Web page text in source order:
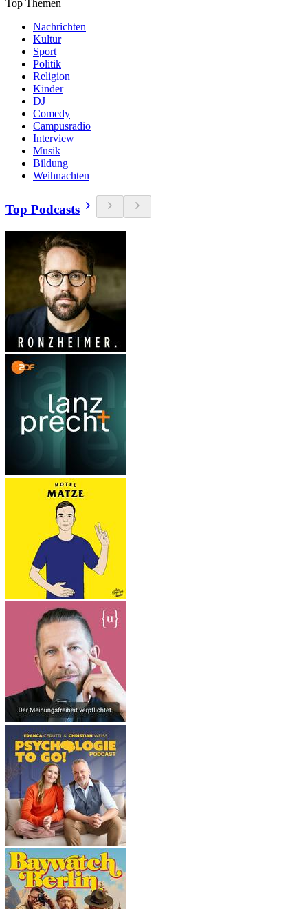
Top Themen
Nachrichten
Kultur
Sport
Politik
Religion
Kinder
DJ
Comedy
Campusradio
Interview
Musik
Bildung
Weihnachten
Top Podcasts